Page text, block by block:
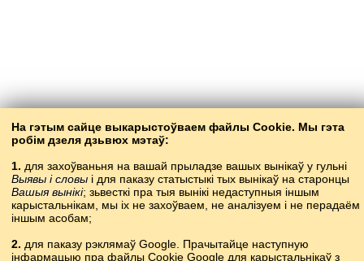
На гэтым сайце выкарыстоўваем файлы Cookie. Мы гэта
робім дзеля дзьвюх мэтаў:
1. для захоўваньня на вашай прыладзе вашых вынікаў у гульні
Выявы і словы і для паказу статыстыкі тых вынікаў на старонцы
Вашыя вынікі; зьвесткі пра тыя вынікі недаступныя іншым
карысталь­нікам, мы іх не захоўваем, не аналізуем і не перадаём
іншым асобам;
2. для паказу рэклямаў Google. Прачытайце наступную
інфармацыю пра файлы Cookie Google для карыстальнікаў з